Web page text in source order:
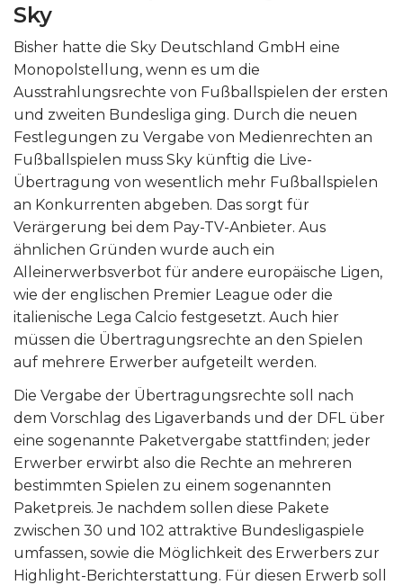
Sky
Bisher hatte die Sky Deutschland GmbH eine
Monopolstellung, wenn es um die
Ausstrahlungsrechte von Fußballspielen der ersten
und zweiten Bundesliga ging. Durch die neuen
Festlegungen zu Vergabe von Medienrechten an
Fußballspielen muss Sky künftig die Live-
Übertragung von wesentlich mehr Fußballspielen
an Konkurrenten abgeben. Das sorgt für
Verärgerung bei dem Pay-TV-Anbieter. Aus
ähnlichen Gründen wurde auch ein
Alleinerwerbsverbot für andere europäische Ligen,
wie der englischen Premier League oder die
italienische Lega Calcio festgesetzt. Auch hier
müssen die Übertragungsrechte an den Spielen
auf mehrere Erwerber aufgeteilt werden.
Die Vergabe der Übertragungsrechte soll nach
dem Vorschlag des Ligaverbands und der DFL über
eine sogenannte Paketvergabe stattfinden; jeder
Erwerber erwirbt also die Rechte an mehreren
bestimmten Spielen zu einem sogenannten
Paketpreis. Je nachdem sollen diese Pakete
zwischen 30 und 102 attraktive Bundesligaspiele
umfassen, sowie die Möglichkeit des Erwerbers zur
Highlight-Berichterstattung. Für diesen Erwerb soll